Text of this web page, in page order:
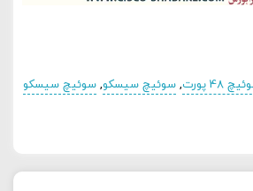
48 پورت ,سوئیچ سیسکو,سوئیچ سیسکو